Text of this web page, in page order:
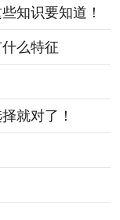
知识要知道！
么特征
就对了！